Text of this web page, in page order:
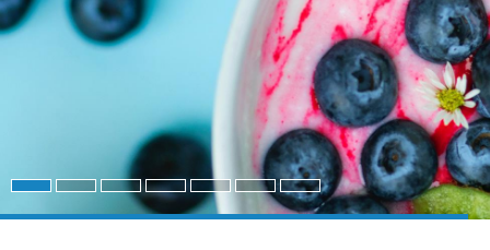
Für die großen und
kleinen Emotionen